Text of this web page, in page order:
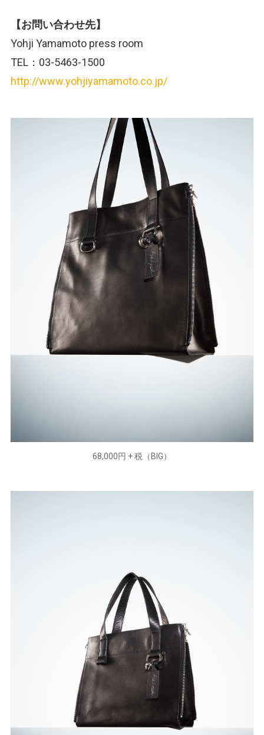
【お問い合わせ先】
Yohji Yamamoto press room
TEL：03-5463-1500
http://www.yohjiyamamoto.co.jp/
68,000円 + 税（BIG）